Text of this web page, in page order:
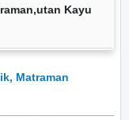
Kayu
Matraman